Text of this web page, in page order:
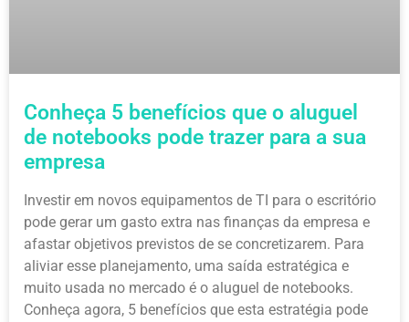
Conheça 5 benefícios que o aluguel
de notebooks pode trazer para a sua
empresa
Investir em novos equipamentos de TI para o escritório
pode gerar um gasto extra nas finanças da empresa e
afastar objetivos previstos de se concretizarem. Para
aliviar esse planejamento, uma saída estratégica e
muito usada no mercado é o aluguel de notebooks.
Conheça agora, 5 benefícios que esta estratégia pode